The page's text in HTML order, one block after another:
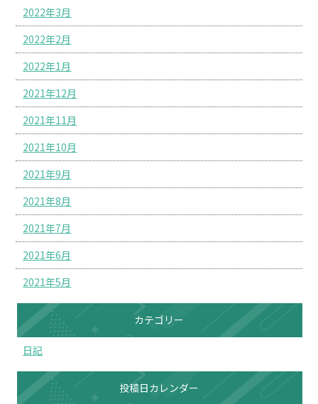
2022年3月
2022年2月
2022年1月
2021年12月
2021年11月
2021年10月
2021年9月
2021年8月
2021年7月
2021年6月
2021年5月
カテゴリー
日記
投稿日カレンダー